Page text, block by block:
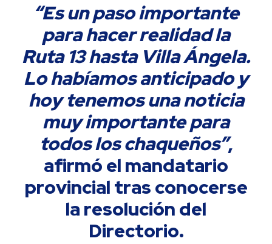
“Es un paso importante
para hacer realidad la
Ruta 13 hasta Villa Ángela.
Lo habíamos anticipado y
hoy tenemos una noticia
muy importante para
todos los chaqueños”,
afirmó el mandatario
provincial tras conocerse
la resolución del
Directorio.